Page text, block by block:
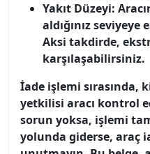
Yakıt Düzeyi:
aldığınız
Aksi takdirde,
karşılaşabilirsiniz.
İade işlemi
yetkilisi aracı kontrol
sorun yoksa, işlemi
yolunda giderse, araç